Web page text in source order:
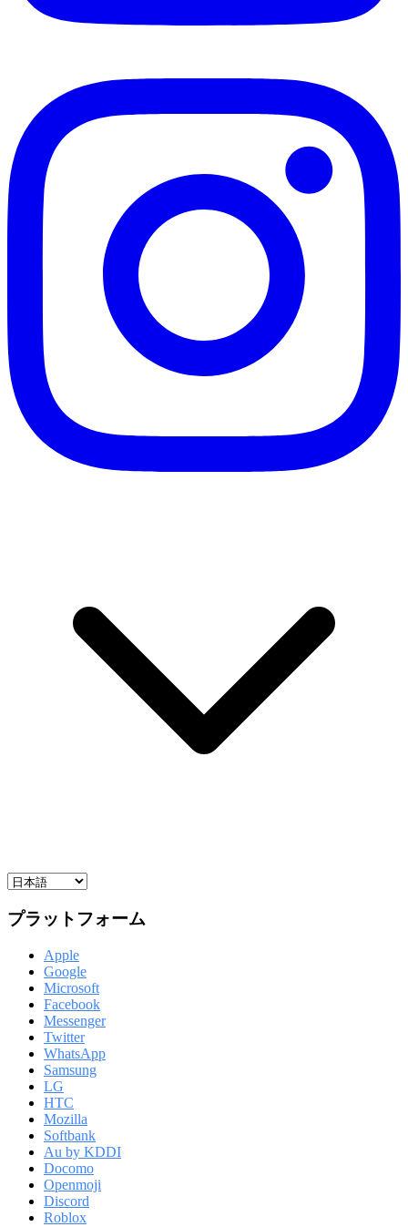
プラットフォーム
Apple
Google
Microsoft
Facebook
Messenger
Twitter
WhatsApp
Samsung
LG
HTC
Mozilla
Softbank
Au by KDDI
Docomo
Openmoji
Discord
Roblox